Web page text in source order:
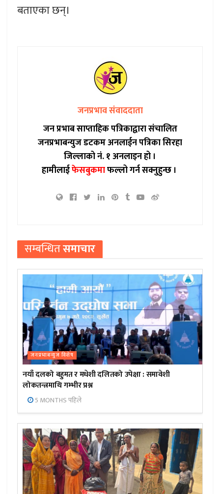
बताएका छन्।
जनप्रभाव संवाददाता
जन प्रभाब साप्ताहिक पत्रिकाद्वारा संचालित
जनप्रभाबन्युज डटकम अनलाईन पत्रिका सिरहा
जिल्लाको नं. १ अनलाइन हो ।
हामीलाईफेसबुकमाफल्लो गर्न सक्नुहुन्छ ।
सम्बन्धितसमाचार
जनप्रभाबन्युज विशेष
नयाँ दलको बहुमत र मधेशी दलितको उपेक्षा : समावेशी
लोकतन्त्रमाथि गम्भीर प्रश्न
5 MONTHS पहिले